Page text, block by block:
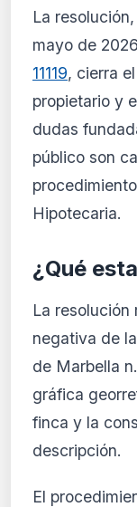
La
mayo de
11119, cierra
propietario y
dudas
público son
Hipotecaria.
¿Qué
La resolución
negativa de
de Marbella
gráfica
finca y la
descripción.
El